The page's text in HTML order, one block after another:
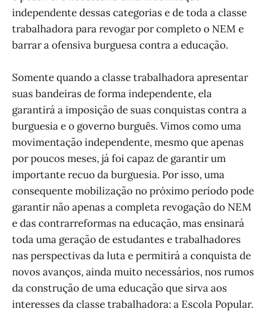
independente dessas categorias e de toda a classe
trabalhadora para revogar por completo o NEM e
barrar a ofensiva burguesa contra a educação.
Somente quando a classe trabalhadora apresentar
suas bandeiras de forma independente, ela
garantirá a imposição de suas conquistas contra a
burguesia e o governo burguês. Vimos como uma
movimentação independente, mesmo que apenas
por poucos meses, já foi capaz de garantir um
importante recuo da burguesia. Por isso, uma
consequente mobilização no próximo período pode
garantir não apenas a completa revogação do NEM
e das contrarreformas na educação, mas ensinará
toda uma geração de estudantes e trabalhadores
nas perspectivas da luta e permitirá a conquista de
novos avanços, ainda muito necessários, nos rumos
da construção de uma educação que sirva aos
interesses da classe trabalhadora: a Escola Popular.